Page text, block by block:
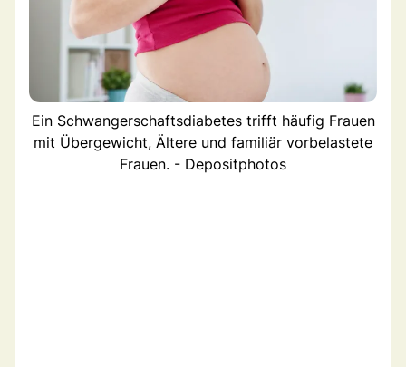
Ein Schwangerschaftsdiabetes trifft häufig Frauen
mit Übergewicht, Ältere und familiär vorbelastete
Frauen. - Depositphotos